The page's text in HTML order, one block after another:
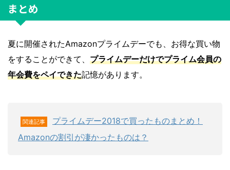
まとめ
夏に開催されたAmazonプライムデーでも、お得な買い物
をすることができて、 プライムデーだけでプライム会員の
年会費をペイできた記憶があります。
関連記事
プライムデー2018で買ったものまとめ！
Amazonの割引が凄かったものは？